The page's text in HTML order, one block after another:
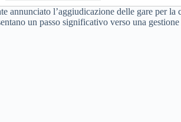
annunciato l’aggiudicazione delle gare
un passo significativo verso una